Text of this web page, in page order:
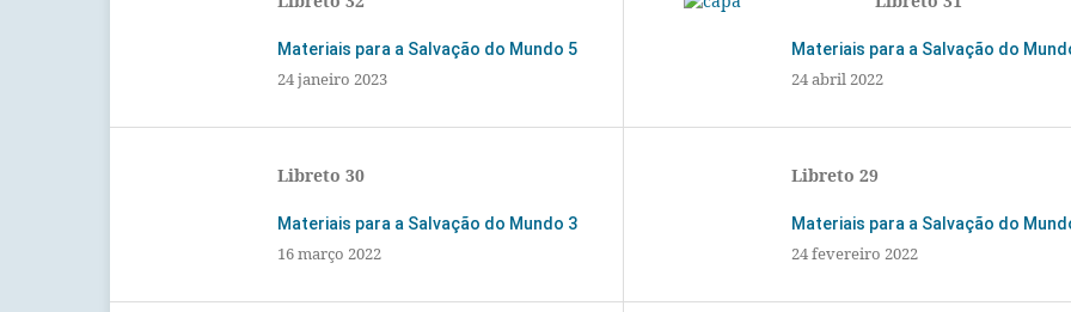
Materiais para a Salvação do Mundo 5
24 janeiro 2023
Materiais para a Salvação do
24 abril 2022
Libreto 30
Materiais para a Salvação do Mundo 3
16 março 2022
Libreto 29
Materiais para a Salvação do
24 fevereiro 2022